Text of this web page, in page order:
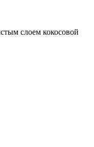
слоем кокосовой